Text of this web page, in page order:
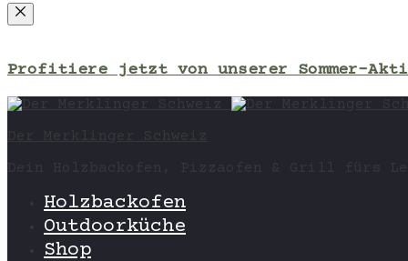
Close
Profitiere jetzt von unserer Sommer-
Holzbackofen
Outdoorküche
Shop